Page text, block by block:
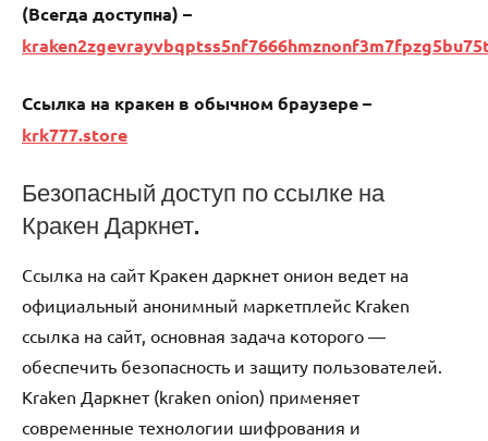
(Всегда доступна) –
Ссылка на кракен в обычном браузере –
krk777.store
Безопасный доступ по ссылке на
Кракен Даркнет.
Ссылка на сайт Кракен даркнет онион ведет на
официальный анонимный маркетплейс Kraken
ссылка на сайт, основная задача которого —
обеспечить безопасность и защиту пользователей.
Kraken Даркнет (kraken onion) применяет
современные технологии шифрования и